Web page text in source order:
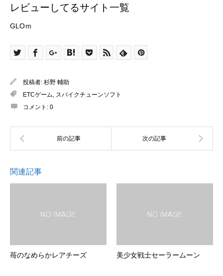
レビューしてるサイト一覧
GLOｍ
投稿者: 杉野 輔助
ETCゲーム
スパイクチューンソフト
コメント: 0
関連記事
苺のなめらかレアチーズ 美少女戦士セーラームーン